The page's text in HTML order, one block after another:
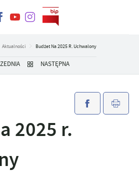
Aktualności Budżet Na 2025 R. Uchwalony
NASTĘPNA
2025 r.